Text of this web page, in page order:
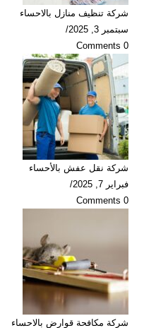
شركة تنظيف منازل بالاحساء
سبتمبر 3, 2025
/
0 Comments
شركة نقل عفش بالأحساء
فبراير 7, 2025
/
0 Comments
شركة مكافحة قوارض بالاحساء